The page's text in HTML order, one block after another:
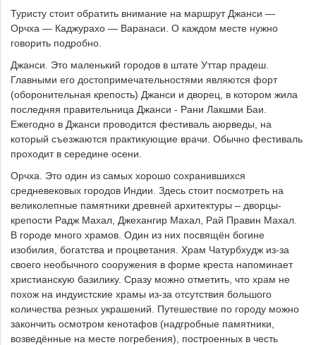
Туристу стоит обратить внимание на маршрут Джанси —
Орчха — Каджурахо — Варанаси. О каждом месте нужно
говорить подробно.
Джанси. Это маленький городов в штате Уттар прадеш.
Главными его достопримечательностями являются форт
(оборонительная крепость) Джанси и дворец, в котором жила
последняя правительница Джанси - Рани Лакшми Баи.
Ежегодно в Джанси проводится фестиваль аюрведы, на
который съезжаются практикующие врачи. Обычно фестиваль
проходит в середине осени.
Орчха. Это один из самых хорошо сохранившихся
средневековых городов Индии. Здесь стоит посмотреть на
великолепные памятники древней архитектуры – дворцы-
крепости Радж Махал, Джехангир Махал, Рай Правин Махал.
В городе много храмов. Один из них посвящён богине
изобилия, богатства и процветания. Храм Чатурбхудж из-за
своего необычного сооружения в форме креста напоминает
христианскую базилику. Сразу можно отметить, что храм не
похож на индуистские храмы из-за отсутствия большого
количества резных украшений. Путешествие по городу можно
закончить осмотром кенотафов (надгробные памятники,
возведённые на месте погребения), построенных в честь